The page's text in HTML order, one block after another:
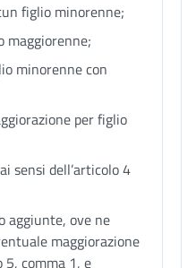
figlio minorenne;
maggiorenne;
minorenne con
per figlio
sensi dell’articolo 4
aggiunte, ove ne
maggiorazione
comma 1, e